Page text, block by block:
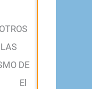
DE
El